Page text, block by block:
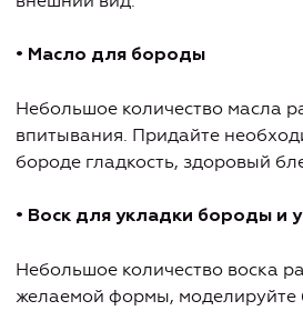
• Масло для бороды
Небольшое количество масла
впитывания. Придайте
бороде гладкость, здоровый
• Воск для укладки бороды и
Небольшое количество воска
желаемой формы, моделируйте